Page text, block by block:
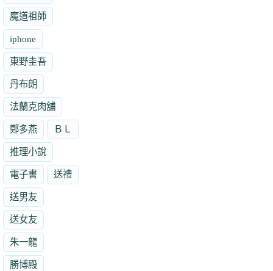
魔道祖師
iphone
東野圭吾
丹布朗
法蘭克肉舖
鄭多燕 ＢＬ
推理小說
電子書 送禮
送男友
送女友
朱一龍
勝博殿